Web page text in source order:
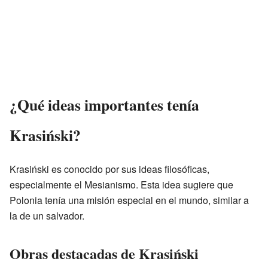
¿Qué ideas importantes tenía
Krasiński?
Krasiński es conocido por sus ideas filosóficas,
especialmente el Mesianismo. Esta idea sugiere que
Polonia tenía una misión especial en el mundo, similar a
la de un salvador.
Obras destacadas de Krasiński